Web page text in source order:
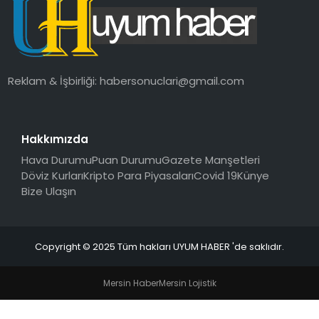
SAĞLIK
MAGAZIN
Reklam & İşbirliği:habersonuclari@gmail.com
Hakkımızda
Hava DurumuPuan DurumuGazete Manşetleri
Döviz KurlarıKripto Para PiyasalarıCovid 19Künye
Bize Ulaşın
Copyright © 2025 Tüm hakları UYUM HABER 'de saklıdır.
Mersin HaberMersin Lojistik